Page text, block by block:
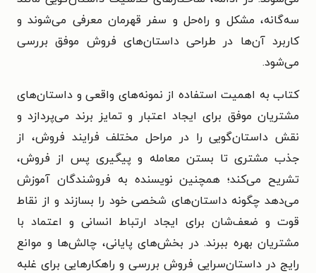
سه‌گانه، مشکل و راه‌حل و سفر قهرمان معرفی می‌شوند و
کاربرد آن‌ها در طراحی داستان‌های فروش موفق بررسی
می‌شود.
کتاب به اهمیت استفاده از نمونه‌های واقعی و داستان‌های
مشتریان موفق برای ایجاد اعتبار و تمایز برند می‌پردازد و
نقش داستان‌گویی را در مراحل مختلف فرایند فروش، از
جذب مشتری تا بستن معامله و پیگیری پس از فروش،
تشریح می‌کند؛ همچنین نویسنده به فروشندگان آموزش
می‌دهد چگونه داستان‌های شخصی خود را بسازند و از نقاط
قوت و ضعف‌شان برای ایجاد ارتباط انسانی و اعتماد با
مشتریان بهره ببرند. در بخش‌های پایانی، چالش‌ها و موانع
رایج در داستان‌سرایی فروش بررسی و راهکارهایی برای غلبه